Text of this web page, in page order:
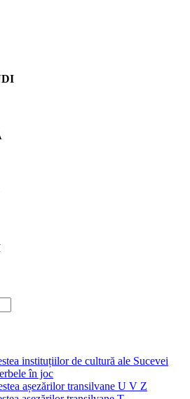
instituțiilor de cultură ale Sucevei
în joc
așezărilor transilvane U V Z